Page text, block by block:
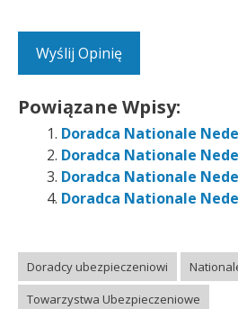
Powiązane Wpisy:
Doradca Nationale
Doradca Nationale
Doradca Nationale
Doradca Nationale
Doradcy ubezpieczeniowi
Towarzystwa Ubezpieczeniowe